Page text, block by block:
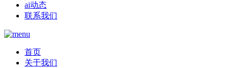
ai动态
联系我们
首页
关于我们